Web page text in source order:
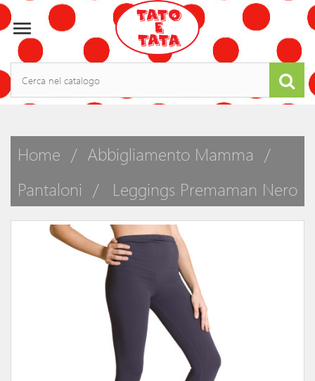

Home
Abbigliamento Mamma
Pantaloni
Leggings Premaman Nero